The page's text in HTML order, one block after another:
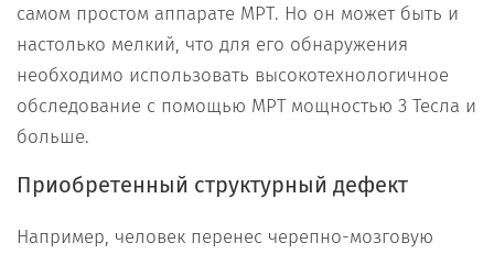
самом простом аппарате МРТ. Но он может быть и
настолько мелкий, что для его обнаружения
необходимо использовать высокотехнологичное
обследование с помощью МРТ мощностью 3 Тесла и
больше.
Приобретенный структурный дефект
Например, человек перенес черепно-мозговую